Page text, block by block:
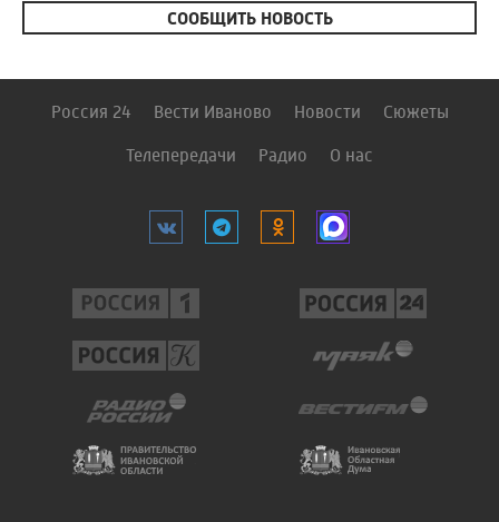
СООБЩИТЬ НОВОСТЬ
Россия 24 Вести Иваново Новости Сюжеты
Телепередачи Радио О нас